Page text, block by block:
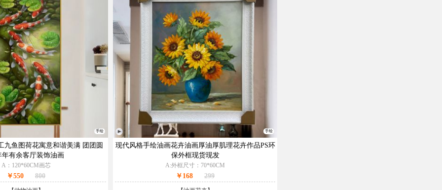
手绘
九鱼图荷花寓意和谐美满 团团圆
年有余客厅装饰油画
A：120*60CM画芯
￥550 800
手绘
现代风格手绘油画花卉油画厚油厚肌理花卉作品PS环
保外框现货现发
A:外框尺寸：70*60CM
￥168 299